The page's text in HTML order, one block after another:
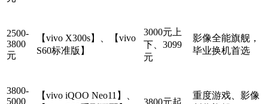
2500-
3800
元
【vivo X300s】、【vivo
S60标准版】
3000元上
下、3099
元
影像全能旗舰，
毕业换机首选
3800-
5000
【vivo iQOO Neo11】、
重度游戏、影像